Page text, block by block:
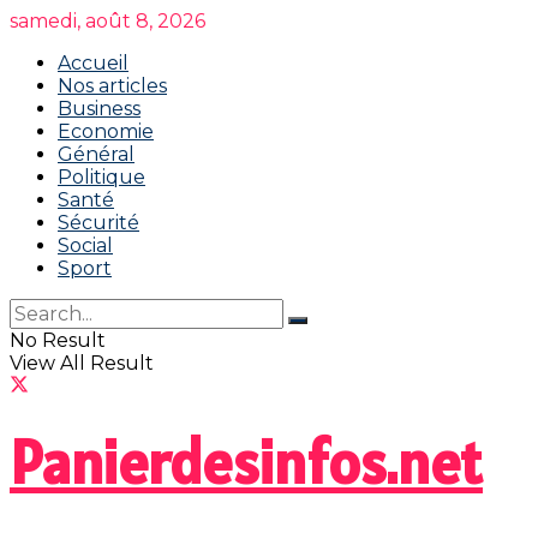
samedi, août 8, 2026
Accueil
Nos articles
Business
Economie
Général
Politique
Santé
Sécurité
Social
Sport
No Result
View All Result
Panierdesinfos.net